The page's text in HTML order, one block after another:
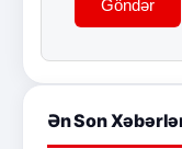
Göndər
Ən Son